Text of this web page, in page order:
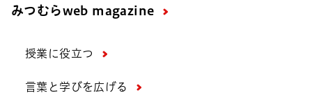
みつむらweb magazine
授業に役立つ
言葉と学びを広げる